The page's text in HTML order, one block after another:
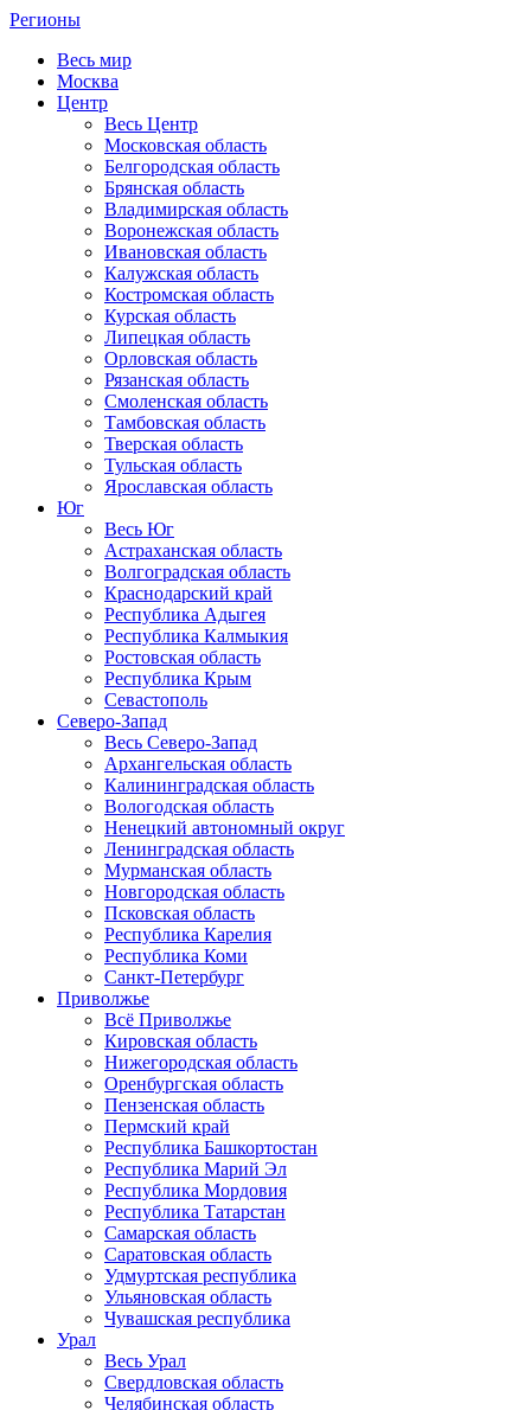
Регионы
Весь мир
Москва
Центр
Весь Центр
Московская область
Белгородская область
Брянская область
Владимирская область
Воронежская область
Ивановская область
Калужская область
Костромская область
Курская область
Липецкая область
Орловская область
Рязанская область
Смоленская область
Тамбовская область
Тверская область
Тульская область
Ярославская область
Юг
Весь Юг
Астраханская область
Волгоградская область
Краснодарский край
Республика Адыгея
Республика Калмыкия
Ростовская область
Республика Крым
Севастополь
Северо-Запад
Весь Северо-Запад
Архангельская область
Калининградская область
Вологодская область
Ненецкий автономный округ
Ленинградская область
Мурманская область
Новгородская область
Псковская область
Республика Карелия
Республика Коми
Санкт-Петербург
Приволжье
Всё Приволжье
Кировская область
Нижегородская область
Оренбургская область
Пензенская область
Пермский край
Республика Башкортостан
Республика Марий Эл
Республика Мордовия
Республика Татарстан
Самарская область
Саратовская область
Удмуртская республика
Ульяновская область
Чувашская республика
Урал
Весь Урал
Свердловская область
Челябинская область